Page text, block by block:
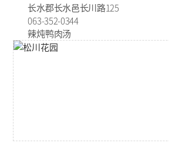
长水郡长水邑长川路125
063-352-0344
辣炖鸭肉汤